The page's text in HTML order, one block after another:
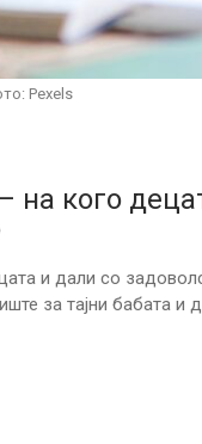
Pexels
на кого
и дали со
за тајни бабата и